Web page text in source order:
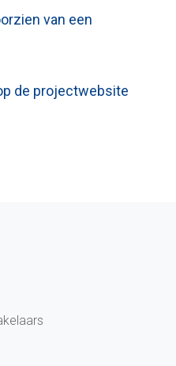
van een
de projectwebsite